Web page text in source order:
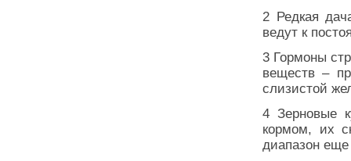
2 Редкая
ведут к
3 Гормоны
веществ –
слизистой
4 Зерновые
кормом, их
диапазон еще